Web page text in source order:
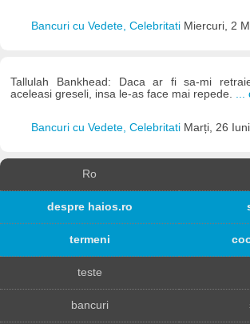
Bancuri cu Vedete, Celebritati Miercuri, 2
Tallulah Bankhead: Daca ar fi sa-mi
aceleasi greseli, insa le-as face mai repede.
Bancuri cu Vedete, Celebritati Marți, 26
Ro
despre haios.ro
termeni
teste
bancuri